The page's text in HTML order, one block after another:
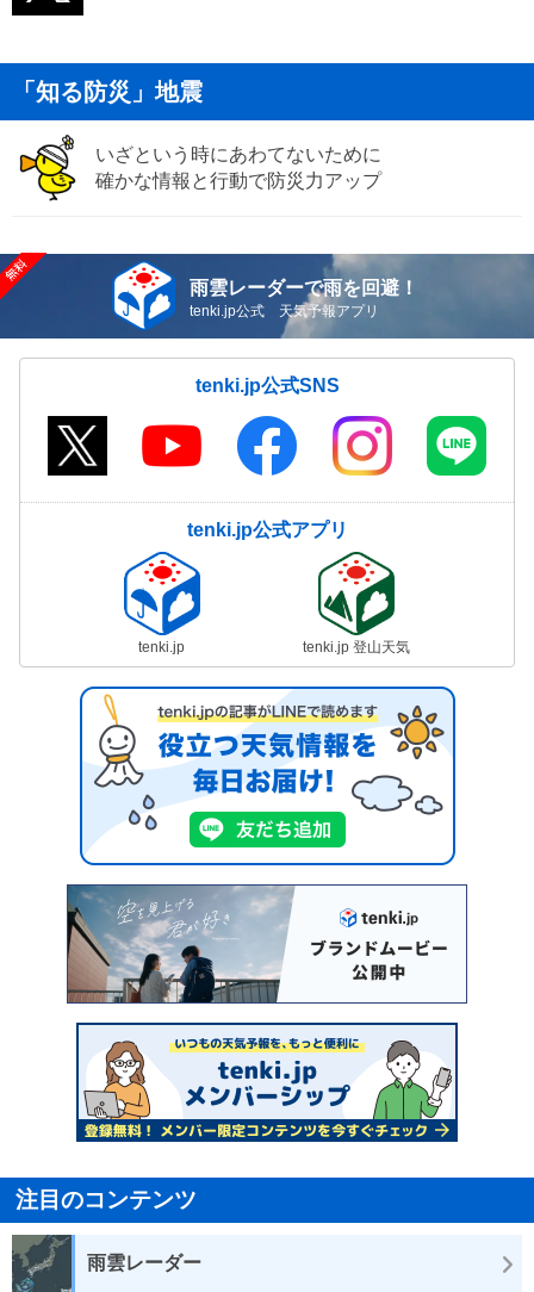
「知る防災」地震
いざという時にあわてないために
確かな情報と行動で防災力アップ
雨雲レーダーで雨を回避！
tenki.jp公式 天気予報アプリ
tenki.jp公式SNS
tenki.jp公式アプリ
tenki.jp tenki.jp 登山天気
注目のコンテンツ
雨雲レーダー